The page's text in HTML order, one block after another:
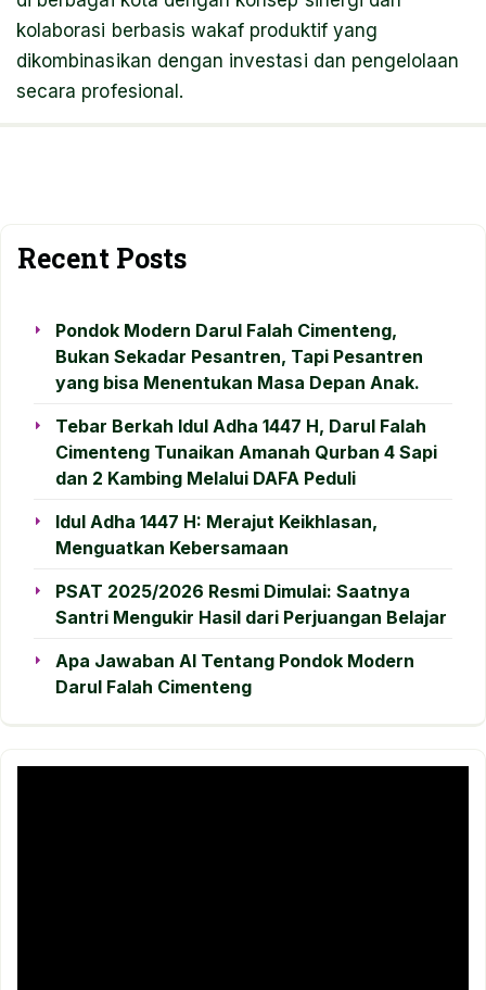
kolaborasi berbasis wakaf produktif yang
dikombinasikan dengan investasi dan pengelolaan
secara profesional.
Recent Posts
Pondok Modern Darul Falah Cimenteng,
Bukan Sekadar Pesantren, Tapi Pesantren
yang bisa Menentukan Masa Depan Anak.
Tebar Berkah Idul Adha 1447 H, Darul Falah
Cimenteng Tunaikan Amanah Qurban 4 Sapi
dan 2 Kambing Melalui DAFA Peduli
Idul Adha 1447 H: Merajut Keikhlasan,
Menguatkan Kebersamaan
PSAT 2025/2026 Resmi Dimulai: Saatnya
Santri Mengukir Hasil dari Perjuangan Belajar
Apa Jawaban AI Tentang Pondok Modern
Darul Falah Cimenteng